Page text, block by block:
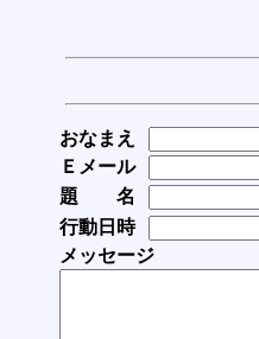
おなまえ
Ｅメール
題 名
行動日時
メッセージ